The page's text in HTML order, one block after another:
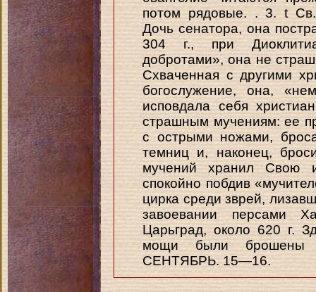
потом рядовые. . 3. t
Дочь сенатора, она
304 г., при
добротами», она не
Схваченная с другими
богослужение, она,
исповдала себя
страшным мучениям: ее
с острыми ножами,
темниц и, наконец,
мучений хранил Свою
спокойно побдив
цирка среди зврей,
завоевании персами
Царьград, около 620 г.
мощи были брошены
СЕНТЯБРЬ. 15—16.